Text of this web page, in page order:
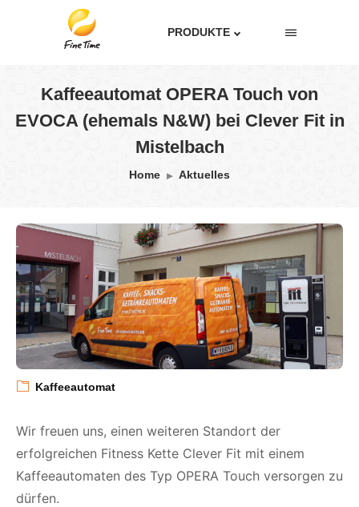
PRODUKTE
Kaffeeautomat OPERA Touch von
EVOCA (ehemals N&W) bei Clever Fit in
Mistelbach
Home Aktuelles
Kaffeeautomat
Wir freuen uns, einen weiteren Standort der
erfolgreichen Fitness Kette Clever Fit mit einem
Kaffeeautomaten des Typ OPERA Touch versorgen zu
dürfen.